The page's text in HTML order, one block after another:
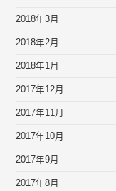
2018年3月
2018年2月
2018年1月
2017年12月
2017年11月
2017年10月
2017年9月
2017年8月